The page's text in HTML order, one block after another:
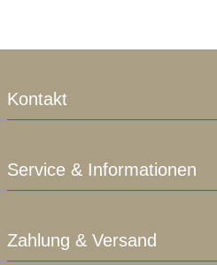
Kontakt
Service & Informationen
Zahlung & Versand